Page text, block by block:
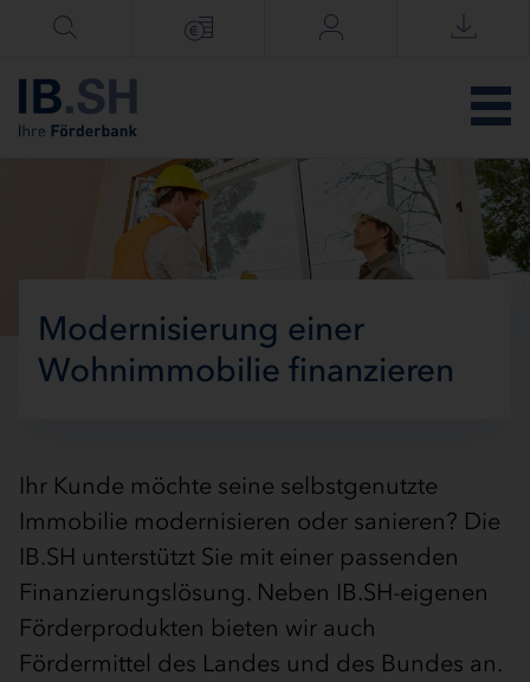
Menü überspringen
Modernisierung einer
Wohnimmobilie finanzieren
Ihr Kunde möchte seine selbstgenutzte
Immobilie modernisieren oder sanieren? Die
IB.SH unterstützt Sie mit einer passenden
Finanzierungslösung. Neben IB.SH-eigenen
Förderprodukten bieten wir auch
Fördermittel des Landes und des Bundes an.